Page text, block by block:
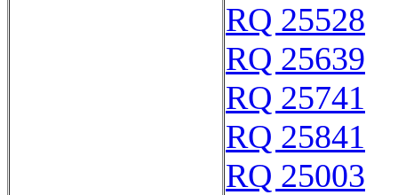
RQ 25528
RQ 25639
RQ 25741
RQ 25841
RQ 25003